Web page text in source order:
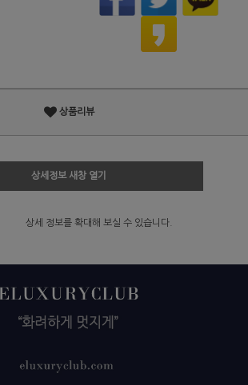
상품리뷰
상세정보 새창 열기
상세 정보를 확대해 보실 수 있습니다.